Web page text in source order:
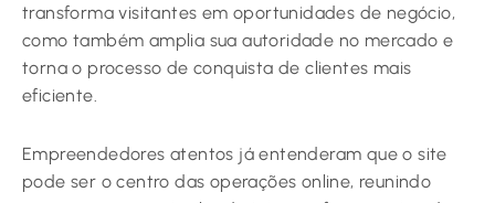
transforma visitantes em oportunidades de negócio,
como também amplia sua autoridade no mercado e
torna o processo de conquista de clientes mais
eficiente.
Empreendedores atentos já entenderam que o site
pode ser o centro das operações online, reunindo